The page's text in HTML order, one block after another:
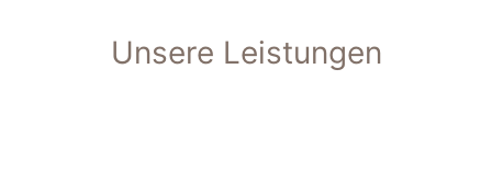
Unsere Leistungen